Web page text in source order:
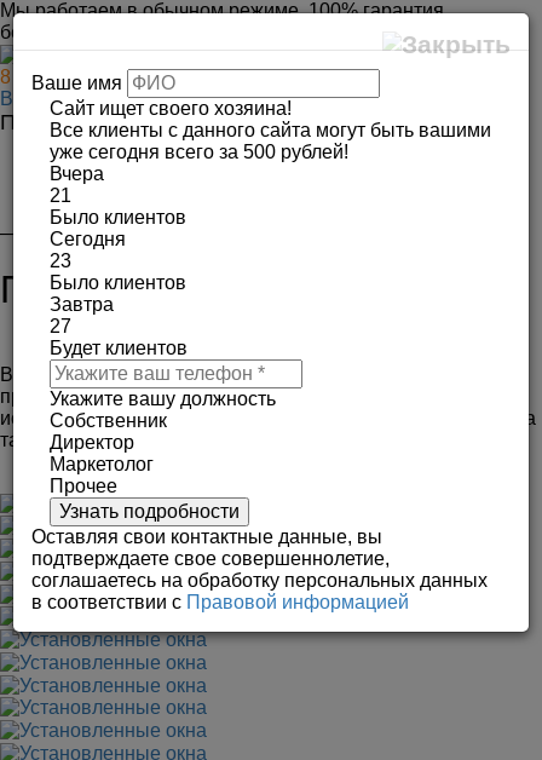
Мы работаем в обычном режиме. 100% гарантия
безопасности!
8 (495) 236-86-96
Вам перезвонить?
Предоплата всего от 10%
Меню сайта
— У нас дешевле!
Пластиковые окна фото
В данном разделе Вы можете посмотреть реализованные
проекты по остеклению, убедиться в высоком качестве
исполнения и аккуратности специалистов "Окна Эконом", а
также подобрать подходящие варианты
Ваше имя
Сайт ищет своего хозяина!
Все клиенты с данного сайта могут быть вашими
уже сегодня всего за 500 рублей!
Вчера
21
Было клиентов
Сегодня
23
Было клиентов
Завтра
27
Будет клиентов
Укажите вашу должность
Собственник
Директор
Маркетолог
Прочее
Оставляя свои контактные данные, вы
подтверждаете свое совершеннолетие,
соглашаетесь на обработку персональных данных
в соответствии с Правовой информацией